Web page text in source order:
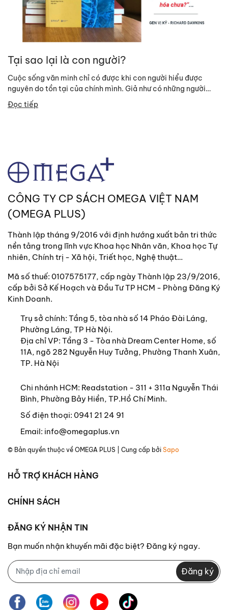
Tại sao lại là con người?
Cuộc sống văn minh chỉ có được khi con người hiểu được
nguyên do tồn tại của chính mình. Giả như có những người
ngoài hành...
Đọc tiếp
CÔNG TY CP SÁCH OMEGA VIỆT NAM
(OMEGA PLUS)
Thành lập tháng 9/2016 với định hướng xuất bản tri thức
nền tảng trong lĩnh vực Khoa học Nhân văn, Khoa học Tự
nhiên, Chính trị - Xã hội, Triết học, Nghệ thuật…
Mã số thuế: 0107575177, cấp ngày Thành lập 23/9/2016,
cấp bởi Sở Kế Hoạch và Đầu Tư TP HCM - Phòng Đăng Ký
Kinh Doanh.
Trụ sở chính: Tầng 5, tòa nhà số 14 Pháo Đài Láng,
Phường Láng, TP Hà Nội.
Địa chỉ VP: Tầng 3 - Tòa nhà Dream Center Home, số
11A, ngõ 282 Nguyễn Huy Tưởng, Phường Thanh Xuân,
TP. Hà Nội
Chi nhánh HCM: Readstation - 311 + 311a Nguyễn Thái
Bình, Phường Bảy Hiền, TP.Hồ Chí Minh.
Số điện thoại: 0941 21 24 91
Email: info@omegaplus.vn
© Bản quyền thuộc về OMEGA PLUS | Cung cấp bởi Sapo
HỖ TRỢ KHÁCH HÀNG
CHÍNH SÁCH
ĐĂNG KÝ NHẬN TIN
Bạn muốn nhận khuyến mãi đặc biệt? Đăng ký ngay.
Đăng ký